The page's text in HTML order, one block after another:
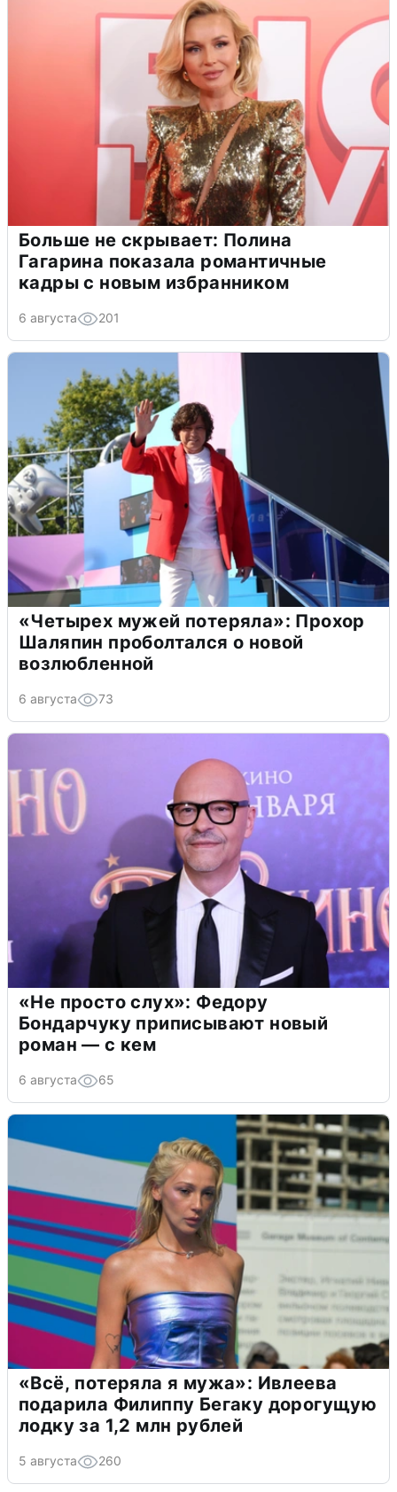
Больше не скрывает: Полина
Гагарина показала романтичные
кадры с новым избранником
6 августа 201
«Четырех мужей потеряла»: Прохор
Шаляпин проболтался о новой
возлюбленной
6 августа 73
«Не просто слух»: Федору
Бондарчуку приписывают новый
роман — с кем
6 августа 65
«Всё, потеряла я мужа»: Ивлеева
подарила Филиппу Бегаку дорогущую
лодку за 1,2 млн рублей
5 августа 260